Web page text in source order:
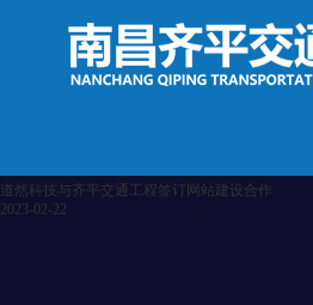
道然科技与齐平交通工程签订网站建设合作
2023-02-22